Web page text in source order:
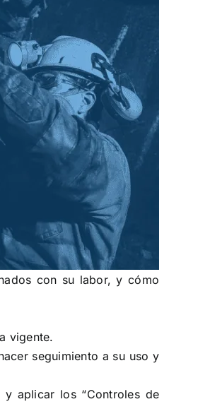
con su labor, y cómo
vigente.
seguimiento a su uso y
y aplicar los “Controles de